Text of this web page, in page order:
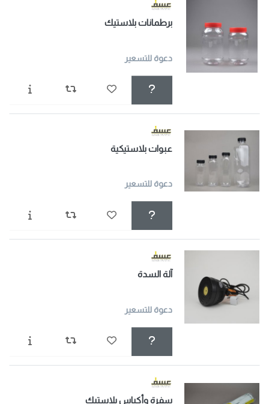
برطمانات بلاستيك
دعوة للتسعير
عبوات بلاستيكية
دعوة للتسعير
آلة السدة
دعوة للتسعير
سفرة وأكياس بلاستيك